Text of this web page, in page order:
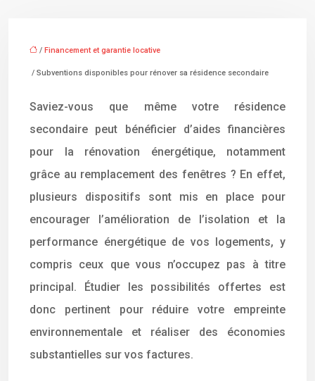
/ Financement et garantie locative
/ Subventions disponibles pour rénover sa résidence secondaire
Saviez-vous que même votre résidence
secondaire peut bénéficier d’aides financières
pour la rénovation énergétique, notamment
grâce au remplacement des fenêtres ? En effet,
plusieurs dispositifs sont mis en place pour
encourager l’amélioration de l’isolation et la
performance énergétique de vos logements, y
compris ceux que vous n’occupez pas à titre
principal. Étudier les possibilités offertes est
donc pertinent pour réduire votre empreinte
environnementale et réaliser des économies
substantielles sur vos factures.